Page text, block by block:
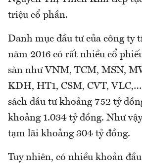
triệu cổ phần.
Danh mục đầu tư của công ty
năm 2016 có rất nhiều cổ
sàn như VNM, TCM, MSN,
KDH, HT1, CSM, CVT,
sách đầu tư khoảng 752 tỷ
khoảng 1.034 tỷ đồng. Như
tạm lãi khoảng 304 tỷ đồng.
Tuy nhiên, có nhiều khoản